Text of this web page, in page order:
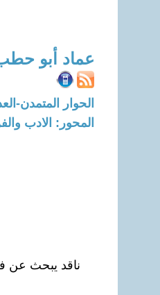
عماد أبو
الحوار المتمدن-العدد: 8733 - 2026 / 6 / 11
المحور: الادب
ناقد يبحث عن